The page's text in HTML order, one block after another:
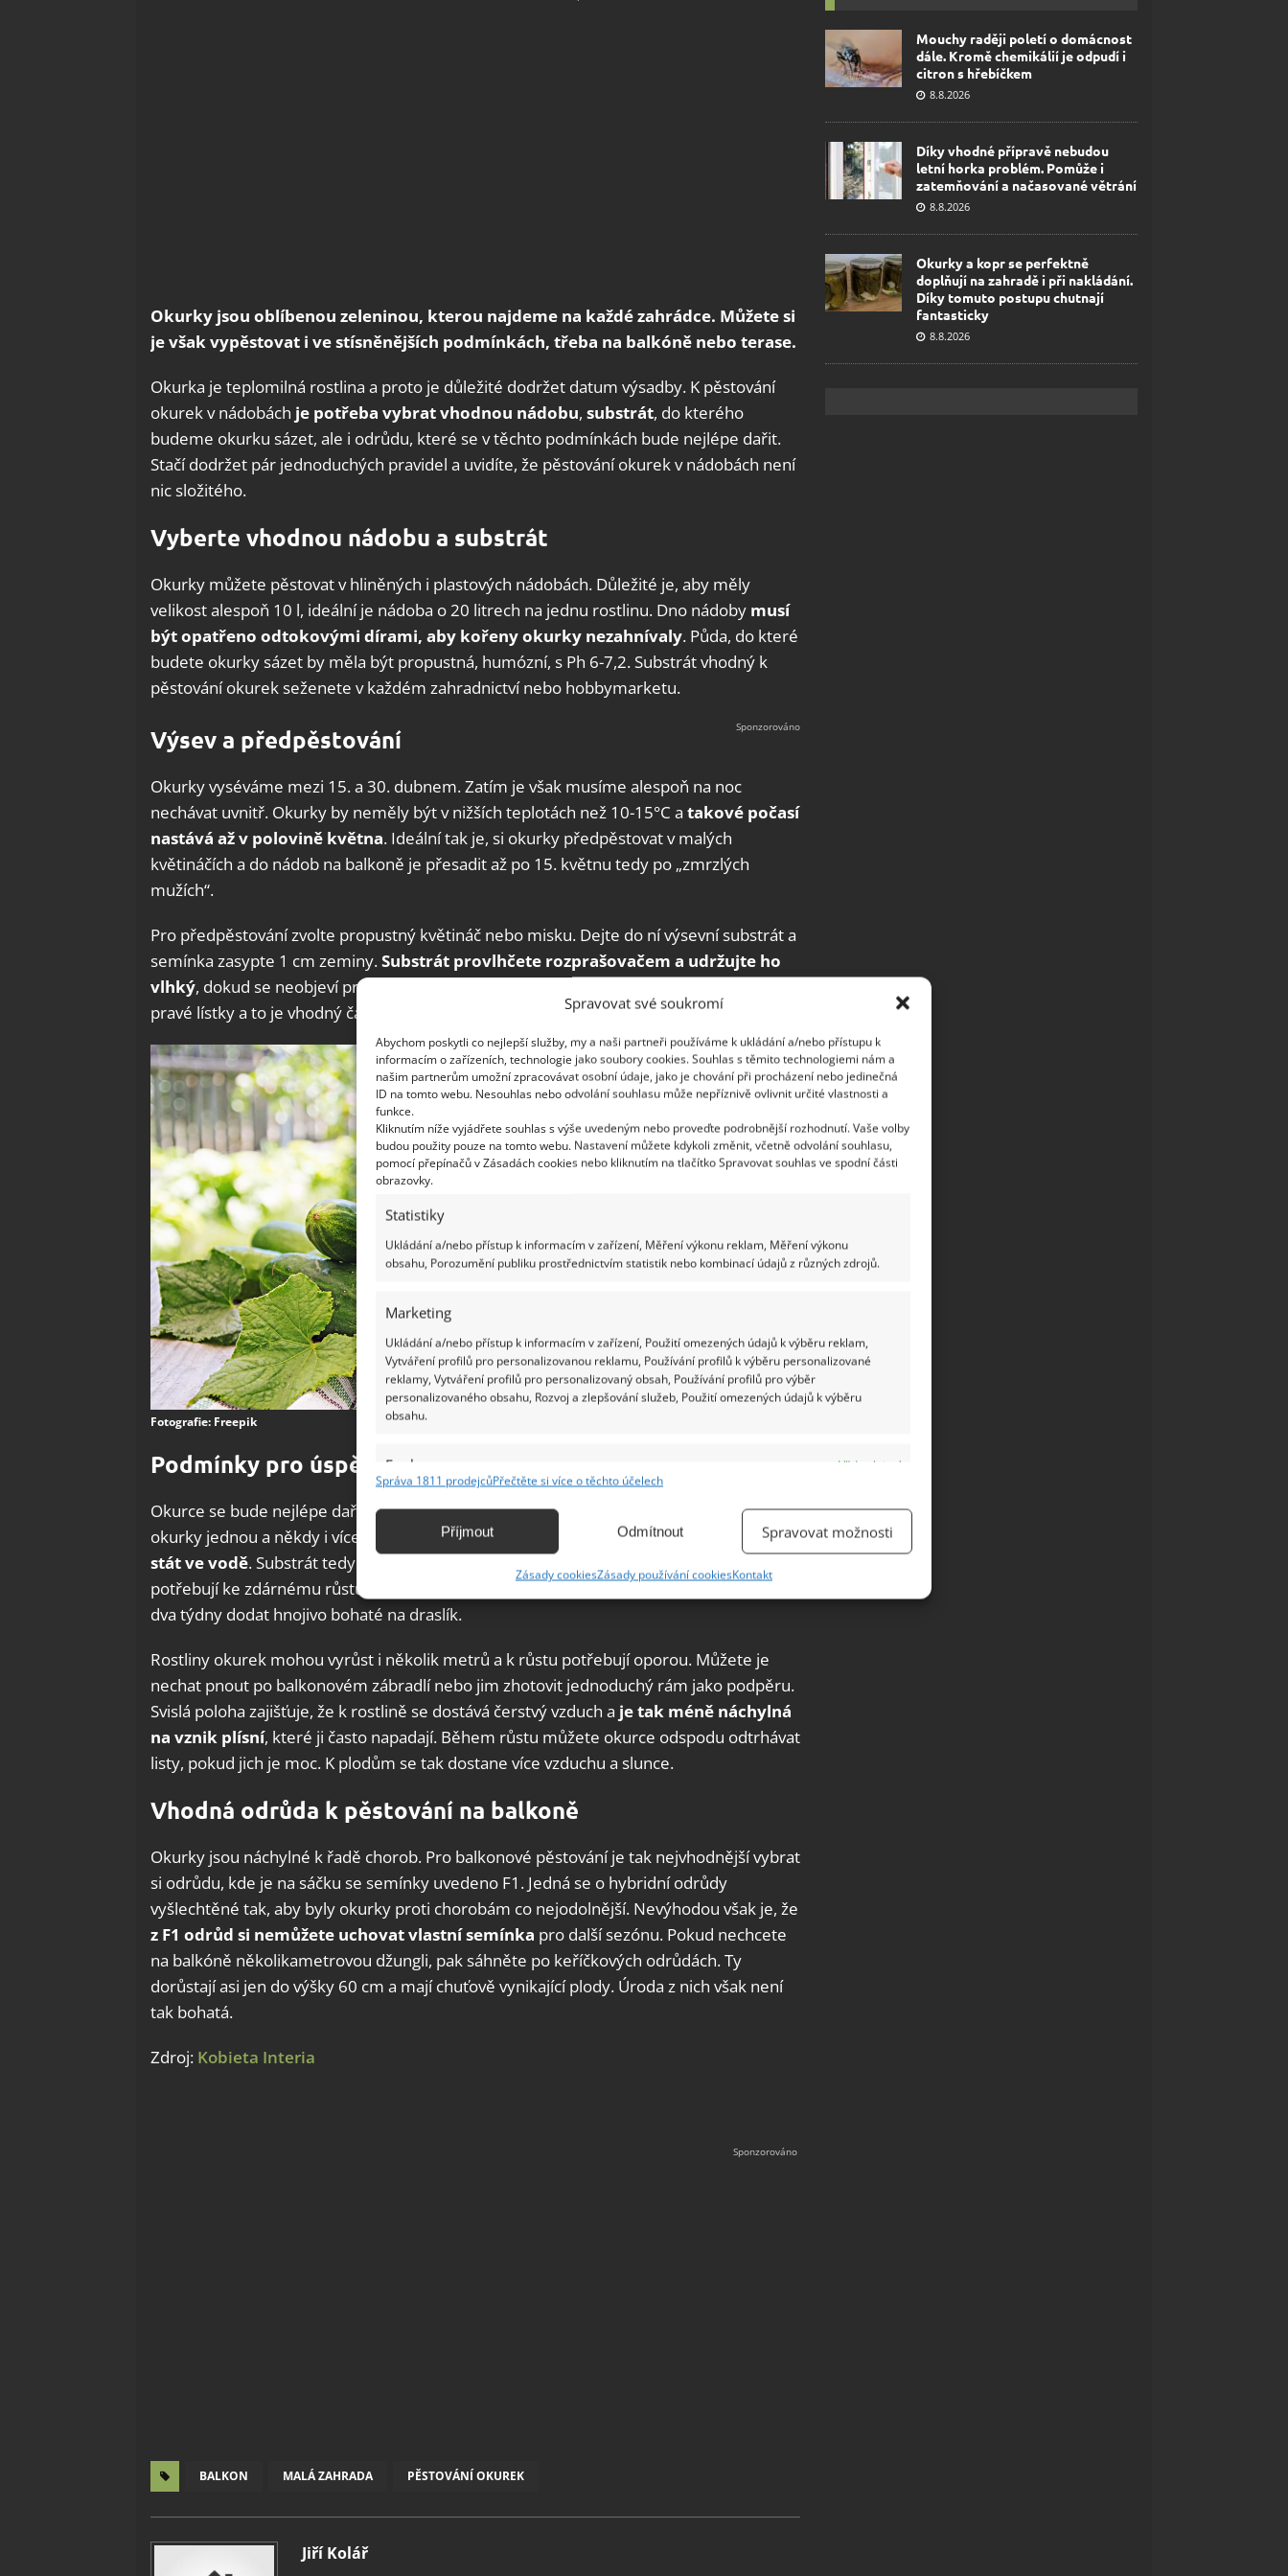
Spravovat své soukromí
Abychom poskytli co nejlepší služby, my a naši partneři používáme k ukládání a/nebo přístupu k
informacím o zařízeních, technologie jako soubory cookies. Souhlas s těmito technologiemi nám a
našim partnerům umožní zpracovávat osobní údaje, jako je chování při procházení nebo jedinečná
ID na tomto webu. Nesouhlas nebo odvolání souhlasu může nepříznivě ovlivnit určité vlastnosti a
funkce.
Kliknutím níže vyjádřete souhlas s výše uvedeným nebo proveďte podrobnější rozhodnutí. Vaše volby
budou použity pouze na tomto webu. Nastavení můžete kdykoli změnit, včetně odvolání souhlasu,
pomocí přepínačů v Zásadách cookies nebo kliknutím na tlačítko Spravovat souhlas ve spodní části
obrazovky.
Statistiky
Ukládání a/nebo přístup k informacím v zařízení, Měření výkonu reklam, Měření výkonu
obsahu, Porozumění publiku prostřednictvím statistik nebo kombinací údajů z různých zdrojů.
Marketing
Ukládání a/nebo přístup k informacím v zařízení, Použití omezených údajů k výběru reklam,
Vytváření profilů pro personalizovanou reklamu, Používání profilů k výběru personalizované
reklamy, Vytváření profilů pro personalizovaný obsah, Používání profilů pro výběr
personalizovaného obsahu, Rozvoj a zlepšování služeb, Použití omezených údajů k výběru
obsahu.
Funkce
Vždy aktivní
Identifikace zařízení na základě automaticky přenášených informací.
základě aktivně vyžádaných informací.
odstraňování chyb, Poskytování a zobrazování reklamy a obsahu,
Ukládání a sdělování voleb ochrany osobních údajů.
Správa 1811 prodejcůPřečtěte si více o těchto účelech
Příjmout Odmítnout Spravovat možnosti
Zásady cookiesZásady používání cookiesKontakt
Okurky jsou oblíbenou zeleninou, kterou najdeme na každé zahrádce. Můžete si
je však vypěstovat i ve stísněnějších podmínkách, třeba na balkóně nebo terase.
Okurka je teplomilná rostlina a proto je důležité dodržet datum výsadby. K pěstování
okurek v nádobách je potřeba vybrat vhodnou nádobu, substrát, do kterého
budeme okurku sázet, ale i odrůdu, které se v těchto podmínkách bude nejlépe dařit.
Stačí dodržet pár jednoduchých pravidel a uvidíte, že pěstování okurek v nádobách není
nic složitého.
Vyberte vhodnou nádobu a substrát
Okurky můžete pěstovat v hliněných i plastových nádobách. Důležité je, aby měly
velikost alespoň 10 l, ideální je nádoba o 20 litrech na jednu rostlinu. Dno nádoby musí
být opatřeno odtokovými dírami, aby kořeny okurky nezahnívaly. Půda, do které
budete okurky sázet by měla být propustná, humózní, s Ph 6-7,2. Substrát vhodný k
pěstování okurek seženete v každém zahradnictví nebo hobbymarketu.
Výsev a předpěstování
Okurky vyséváme mezi 15. a 30. dubnem. Zatím je však musíme alespoň na noc
nechávat uvnitř. Okurky by neměly být v nižších teplotách než 10-15°C a takové počasí
nastává až v polovině května. Ideální tak je, si okurky předpěstovat v malých
květináčích a do nádob na balkoně je přesadit až po 15. květnu tedy po „zmrzlých
mužích“.
Pro předpěstování zvolte propustný květináč nebo misku. Dejte do ní výsevní substrát a
semínka zasypte 1 cm zeminy.Substrát provlhčete rozprašovačem a udržujte ho
vlhký, dokud se neobjeví první rostlinky. Asi za měsíc po výsevu bude mít rostlina 2-3
pravé lístky a to je vhodný čas na její přesazení do velkých nádob na balkóně.
Fotografie: Freepik
Podmínky pro úspěšné pěstování
Okurce se bude nejlépe dařit na slunném stanovišti. V období veder je potřeba zalévat
okurky jednou a někdy i vícekrát denně.Okurky nesnáší přesušení, ale ani nesmí
stát ve vodě. Substrát tedy udržujte stále dostatečně vlhký, ale ne mokrý. Okurky také
potřebují ke zdárnému růstu opravdu hodně živin. Proto byste jim měli přibližně každé
dva týdny dodat hnojivo bohaté na draslík.
Rostliny okurek mohou vyrůst i několik metrů a k růstu potřebují oporou. Můžete je
nechat pnout po balkonovém zábradlí nebo jim zhotovit jednoduchý rám jako podpěru.
Svislá poloha zajišťuje, že k rostlině se dostává čerstvý vzduch a je tak méně náchylná
na vznik plísní, které ji často napadají. Během růstu můžete okurce odspodu odtrhávat
listy, pokud jich je moc. K plodům se tak dostane více vzduchu a slunce.
Vhodná odrůda k pěstování na balkoně
Okurky jsou náchylné k řadě chorob. Pro balkonové pěstování je tak nejvhodnější vybrat
si odrůdu, kde je na sáčku se semínky uvedeno F1. Jedná se o hybridní odrůdy
vyšlechtěné tak, aby byly okurky proti chorobám co nejodolnější. Nevýhodou však je, že
z F1 odrůd si nemůžete uchovat vlastní semínka pro další sezónu. Pokud nechcete
na balkóně několikametrovou džungli, pak sáhněte po keříčkových odrůdách. Ty
dorůstají asi jen do výšky 60 cm a mají chuťově vynikající plody. Úroda z nich však není
tak bohatá.
Zdroj: Kobieta Interia
BALKON MALÁ ZAHRADA PĚSTOVÁNÍ OKUREK
Jiří Kolář
Mouchy raději poletí o domácnost
dále. Kromě chemikálií je odpudí i
citron s hřebíčkem
8.8.2026
Díky vhodné přípravě nebudou
letní horka problém. Pomůže i
zatemňování a načasované větrání
8.8.2026
Okurky a kopr se perfektně
doplňují na zahradě i při nakládání.
Díky tomuto postupu chutnají
fantasticky
8.8.2026